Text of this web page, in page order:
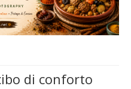
di conforto